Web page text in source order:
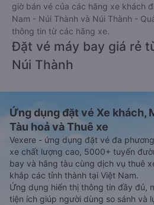
giờ bán vé của các hãng xe khách
Nam - Núi Thành và Núi Thành -
thông tin từ các hãng xe.
Đặt vé máy bay giá rẻ
Núi Thành
Ứng dụng đặt vé Xe khách,
Tàu hoả và Thuê xe
Vexere - ứng dụng đặt vé đa
xe chất lượng cao, 5000+ tuyến
bay và hãng tàu cùng dịch vụ thuê
khắp các tỉnh thành tại Việt Nam.
Ứng dụng hiển thị thông tin đầy đủ,
tiện ích giúp người dùng so sánh và